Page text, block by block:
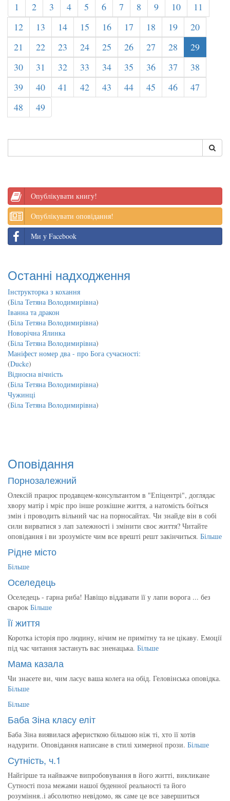
1 2 3 4 5 6 7 8 9 10
11
12
13 14 15 16 17 18 19
20
21
22 23 24 25 26 27 28
29
30
31 32 33 34 35 36 37
38
39
40 41 42 43 44 45 46
47
48
49
Опублікувати книгу!
Опублікувати оповідання!
Ми у Facebook
Останні надходження
Інструкторка з кохання
(Біла Тетяна Володимирівна)
Іванна та дракон
(Біла Тетяна Володимирівна)
Новорічна Ялинка
(Біла Тетяна Володимирівна)
Маніфест номер два - про Бога сучасності:
(Ducke)
Відносна вічність
(Біла Тетяна Володимирівна)
Чужинці
(Біла Тетяна Володимирівна)
Оповідання
Порнозалежний
Олексій працює продавцем-консультантом в "Епіцентрі", доглядає
хвору матір і мріє про інше розкішне життя, а натомість боїться
змін і проводить вільний час на порносайтах. Чи знайде він в собі
сили вирватися з лап залежності і змінити своє життя? Читайте
оповідання і ви зрозумієте чим все врешті решт закінчиться. Більше
Рідне місто
Більше
Оселедець
Оселедець - гарна риба! Навіщо віддавати її у лапи ворога ... без
сварок Більше
Її життя
Коротка історія про людину, нічим не примітну та не цікаву. Емоції
під час читання застануть вас зненацька. Більше
Мама казала
Чи знаєете ви, чим ласує ваша колега на обід. Геловінська оповідка.
Більше
Більше
Баба Зіна класу еліт
Баба Зіна виявилася аферисткою більшою ніж ті, хто її хотів
надурити. Оповідання написане в стилі химерної прози. Більше
Сутність, ч.1
Найгірше та найважче випробовування в його житті, викликане
Сутності поза межами нашої буденної реальності та його
розуміння..і абсолютно невідомо, як саме це все завершиться